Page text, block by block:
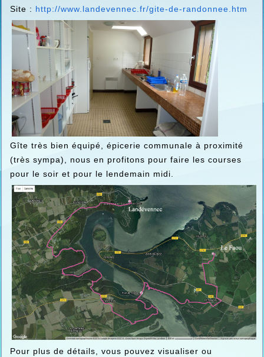
Site : http://www.landevennec.fr/gite-de-randonnee.htm
Gîte très bien équipé, épicerie communale à proximité
(très sympa), nous en profitons pour faire les courses
pour le soir et pour le lendemain midi.
Pour plus de détails, vous pouvez visualiser ou